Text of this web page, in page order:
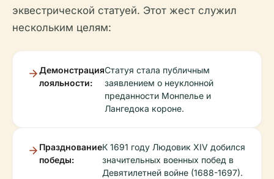
эквестрической статуей. Этот жест служил
нескольким целям:
Демонстрация
лояльности:
Статуя стала публичным
заявлением о неуклонной
преданности Монпелье и
Лангедока короне.
Празднование
победы:
К 1691 году Людовик XIV добился
значительных военных побед в
Девятилетней войне (1688-1697).